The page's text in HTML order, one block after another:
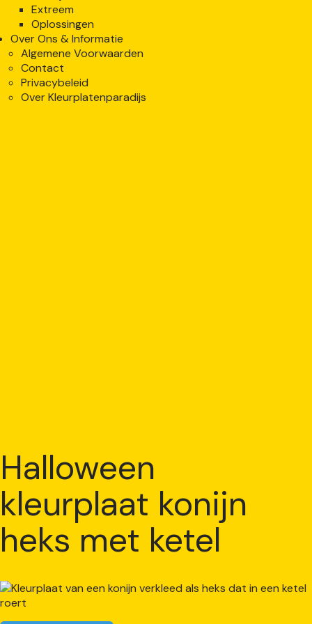
Extreem
Oplossingen
Over Ons & Informatie
Algemene Voorwaarden
Contact
Privacybeleid
Over Kleurplatenparadijs
Halloween
kleurplaat konijn
heks met ketel